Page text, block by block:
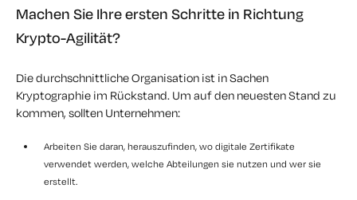
Machen Sie Ihre ersten Schritte in Richtung
Krypto-Agilität?
Die durchschnittliche Organisation ist in Sachen
Kryptographie im Rückstand. Um auf den neuesten Stand zu
kommen, sollten Unternehmen:
Arbeiten Sie daran, herauszufinden, wo digitale Zertifikate
verwendet werden, welche Abteilungen sie nutzen und wer sie
erstellt.